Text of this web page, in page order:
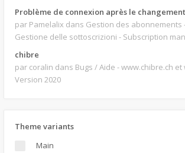
Problème de connexion après le
par Pamelalix dans Gestion des abonnements
Gestione delle sottoscrizioni - Subscription
chibre
par coralin dans Bugs / Aide - www.chibre.ch et
Version 2020
Theme variants
Main